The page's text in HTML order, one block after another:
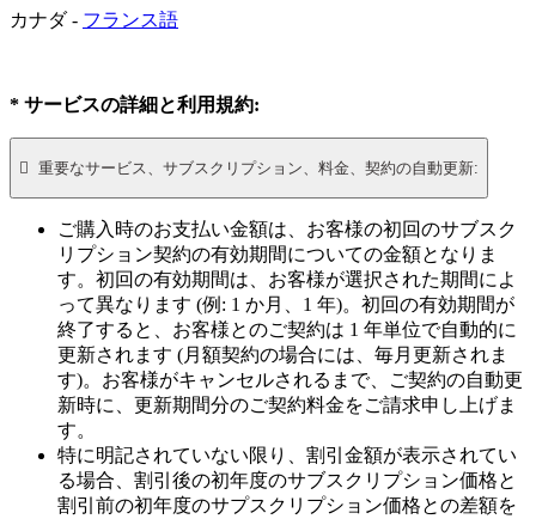
カナダ - フランス語
* サービスの詳細と利用規約:
 重要なサービス、サブスクリプション、料金、契約の自動更新:
ご購入時のお支払い金額は、お客様の初回のサブスク
リプション契約の有効期間についての金額となりま
す。初回の有効期間は、お客様が選択された期間によ
って異なります (例: 1 か月、1 年)。初回の有効期間が
終了すると、お客様とのご契約は 1 年単位で自動的に
更新されます (月額契約の場合には、毎月更新されま
す)。お客様がキャンセルされるまで、ご契約の自動更
新時に、更新期間分のご契約料金をご請求申し上げま
す。
特に明記されていない限り、割引金額が表示されてい
る場合、割引後の初年度のサブスクリプション価格と
割引前の初年度のサプスクリプション価格との差額を